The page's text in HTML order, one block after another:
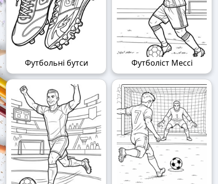
Футбольні бутси Футболіст Мессі